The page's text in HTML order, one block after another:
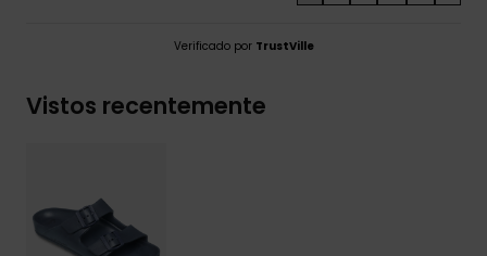
Verificado por TrustVille
Vistos recentemente